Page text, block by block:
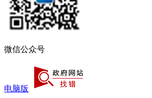
微信公众号
电脑版